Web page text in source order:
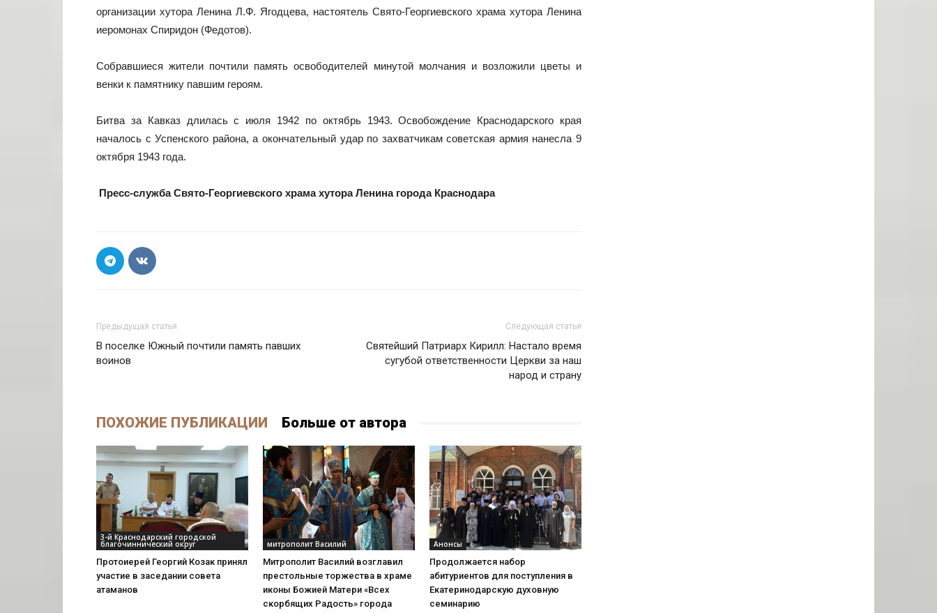
организации хутора Ленина Л.Ф. Ягодцева, настоятель Свято-Георгиевского храма хутора Ленина
иеромонах Спиридон (Федотов).
Собравшиеся жители почтили память освободителей минутой молчания и возложили цветы и
венки к памятнику павшим героям.
Битва за Кавказ длилась с июля 1942 по октябрь 1943. Освобождение Краснодарского края
началось с Успенского района, а окончательный удар по захватчикам советская армия нанесла 9
октября 1943 года.
Пресс-служба Свято-Георгиевского храма хутора Ленина города Краснодара
Предыдущая статья
В поселке Южный почтили память павших
воинов
Следующая статья
Святейший Патриарх Кирилл: Настало время
сугубой ответственности Церкви за наш
народ и страну
ПОХОЖИЕ ПУБЛИКАЦИИ Больше от автора
3-й Краснодарский городской
благочиннический округ
Протоиерей Георгий Козак принял
участие в заседании совета
атаманов
митрополит Василий
Митрополит Василий возглавил
престольные торжества в храме
иконы Божией Матери «Всех
скорбящих Радость» города
Анонсы
Продолжается набор
абитуриентов для поступления в
Екатеринодарскую духовную
семинарию